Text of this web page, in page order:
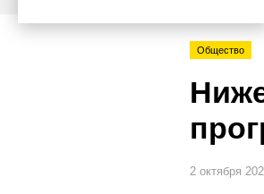
Общество
2 октября